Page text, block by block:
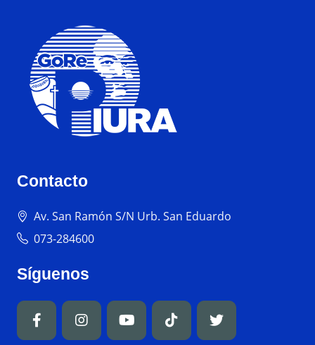
Contacto
Av. San Ramón S/N Urb. San Eduardo
073-284600
Síguenos